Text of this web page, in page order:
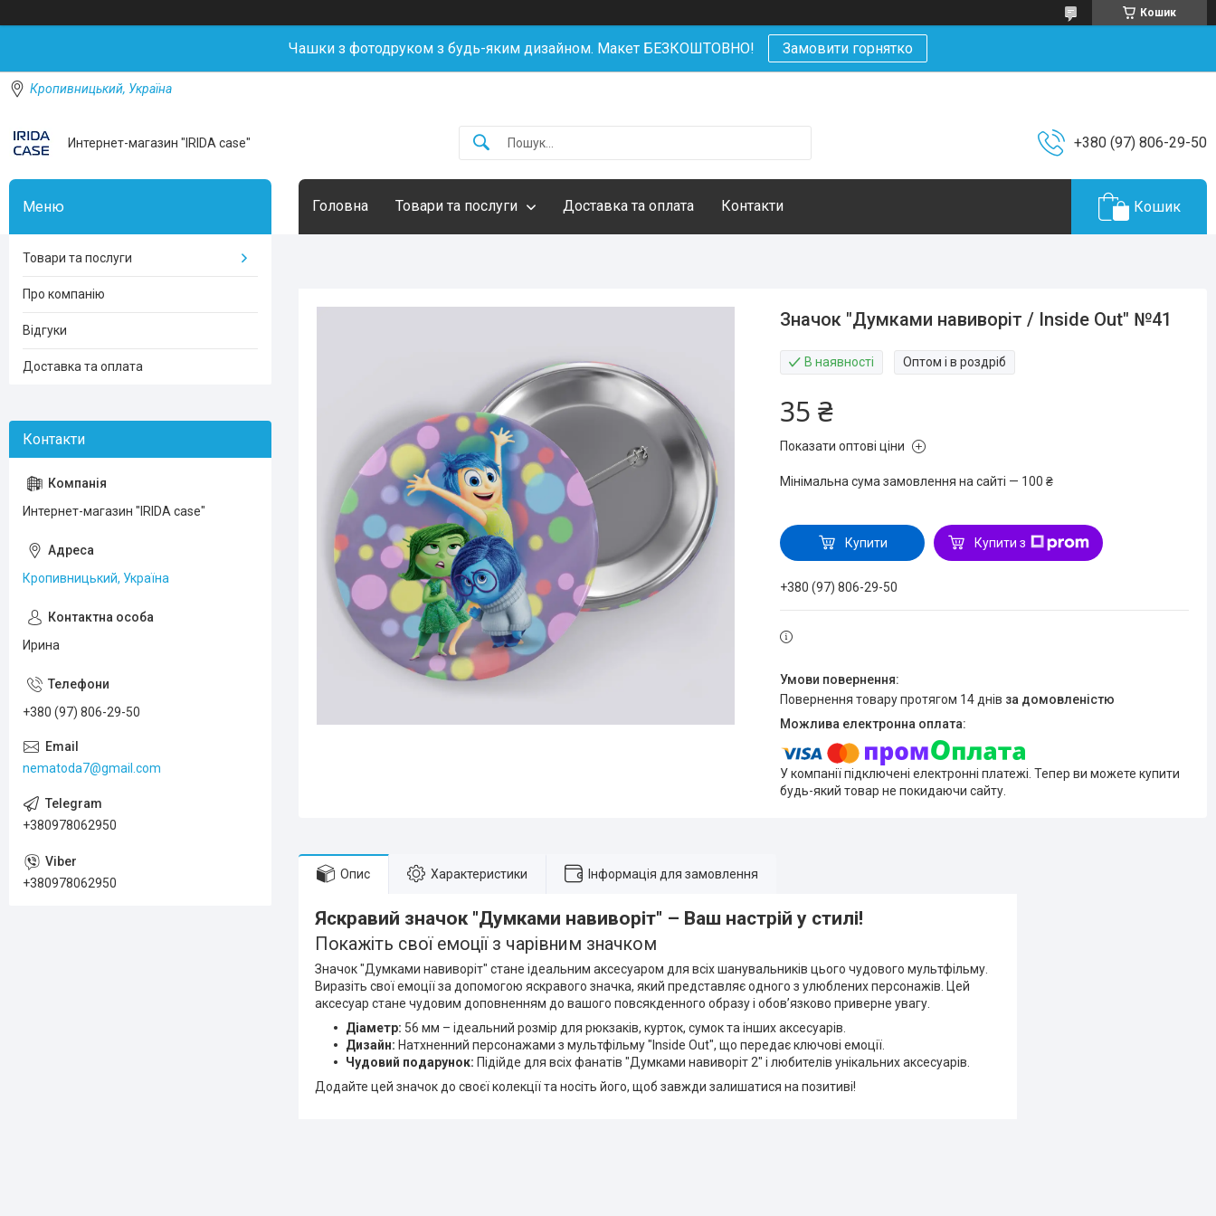
Кошик
Чашки з фотодруком з будь-яким дизайном. Макет БЕЗКОШТОВНО! Замовити горнятко
Кропивницький, Україна
Интернет-магазин "IRIDA case" +380 (97) 806-29-50
Головна Товари та послуги Доставка та оплата Контакти Кошик
Значок "Думками навиворіт / Inside Out" №41
В наявності Оптом і в роздріб
35 ₴
Показати оптові ціни
Мінімальна сума замовлення на сайті — 100 ₴
Купити Купити з
+380 (97) 806-29-50
повернення товару протягом 14 днів за домовленістю
У компанії підключені електронні платежі. Тепер ви можете купити
будь-який товар не покидаючи сайту.
Опис Характеристики Інформація для замовлення
Яскравий значок "Думками навиворіт" – Ваш настрій у стилі!
Покажіть свої емоції з чарівним значком
Значок "Думками навиворіт" стане ідеальним аксесуаром для всіх шанувальників цього чудового мультфільму.
Виразіть свої емоції за допомогою яскравого значка, який представляє одного з улюблених персонажів. Цей
аксесуар стане чудовим доповненням до вашого повсякденного образу і обов’язково приверне увагу.
Діаметр: 56 мм – ідеальний розмір для рюкзаків, курток, сумок та інших аксесуарів.
Дизайн: Натхненний персонажами з мультфільму "Inside Out", що передає ключові емоції.
Чудовий подарунок: Підійде для всіх фанатів "Думками навиворіт 2" і любителів унікальних аксесуарів.
Додайте цей значок до своєї колекції та носіть його, щоб завжди залишатися на позитиві!
Товари та послуги
Про компанію
Відгуки
Доставка та оплата
Интернет-магазин "IRIDA case"
Кропивницький, Україна
Ирина
+380 (97) 806-29-50
nematoda7@gmail.com
+380978062950
+380978062950